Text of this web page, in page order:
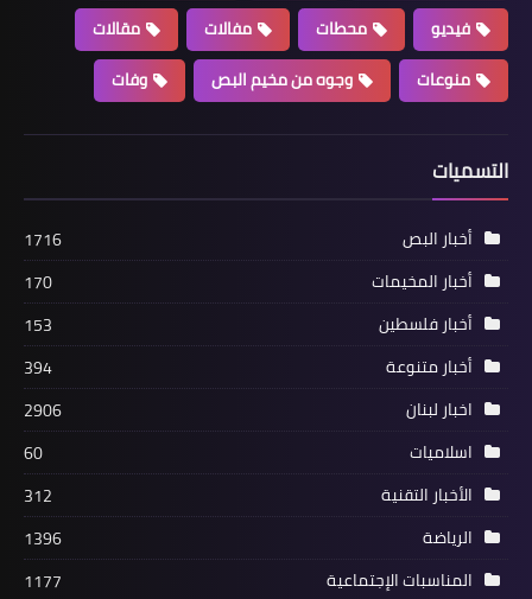
أخبار متنوعة
الجبهة الديمقراطية تلتقي السفير
المصري في لبنان وتعرض معه الاوضاع
العامة
فيديو
محطات مفالات
مقالات
منوعات
وجوه من مخيم البص وفات
التسميات
أخبار البص
1716
أخبار المخيمات
170
أخبار فلسطين
153
أخبار متنوعة
394
اخبار لبنان
2906
اسلاميات
60
الأخبار التقنية
312
الرياضة
1396
المناسبات الإجتماعية
1177